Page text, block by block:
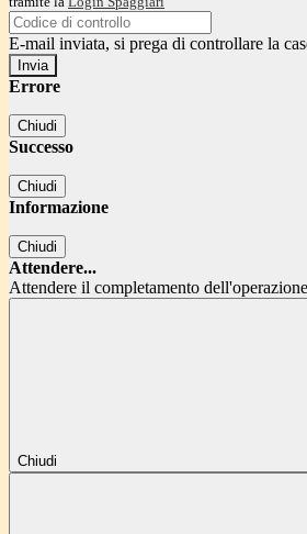
E-mail inviata, si prega di controllare la
Errore
Chiudi
Successo
Chiudi
Informazione
Chiudi
Attendere...
Attendere il completamento
Chiudi